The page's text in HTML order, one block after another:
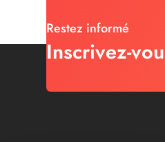
Restez informé
Inscrivez-